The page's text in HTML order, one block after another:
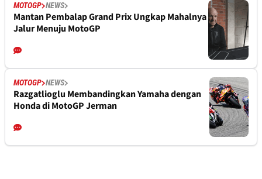
MOTOGP NEWS
Mantan Pembalap Grand Prix Ungkap Mahalnya
Jalur Menuju MotoGP
MOTOGP NEWS
Razgatlioglu Membandingkan Yamaha dengan
Honda di MotoGP Jerman